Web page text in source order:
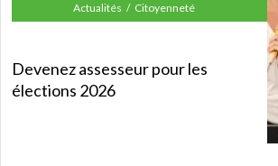
Actualités Citoyenneté
Devenez assesseur pour les
élections 2026